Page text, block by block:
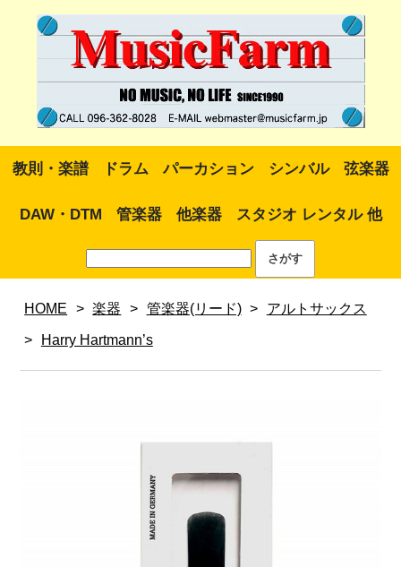
教則・楽譜 ドラム パーカション シンバル 弦楽器
DAW・DTM 管楽器 他楽器 スタジオ レンタル 他
HOME > 楽器 > 管楽器(リード) > アルトサックス
> Harry Hartmann’s